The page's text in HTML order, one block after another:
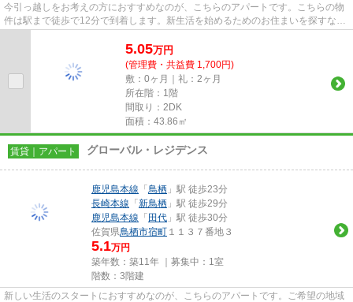
今引っ越しをお考えの方におすすめなのが、こちらのアパートです。こちらの物
件は駅まで徒歩で12分で到着します。新生活を始めるためのお住まいを探すな
ら、当社にお任せ下さい。初め...
5.05万円
(管理費・共益費 1,700円)
敷：0ヶ月｜礼：2ヶ月
所在階：1階
間取り：2DK
面積：43.86㎡
賃貸｜アパート グローバル・レジデンス
鹿児島本線 「鳥栖 」駅 徒歩23分
長崎本線 「新鳥栖 」駅 徒歩29分
鹿児島本線 「田代 」駅 徒歩30分
佐賀県鳥栖市宿町 １１３７番地３
5.1万円
築年数：築11年 ｜募集中： 1室
階数：3階建
新しい生活のスタートにおすすめなのが、こちらのアパートです。ご希望の地域